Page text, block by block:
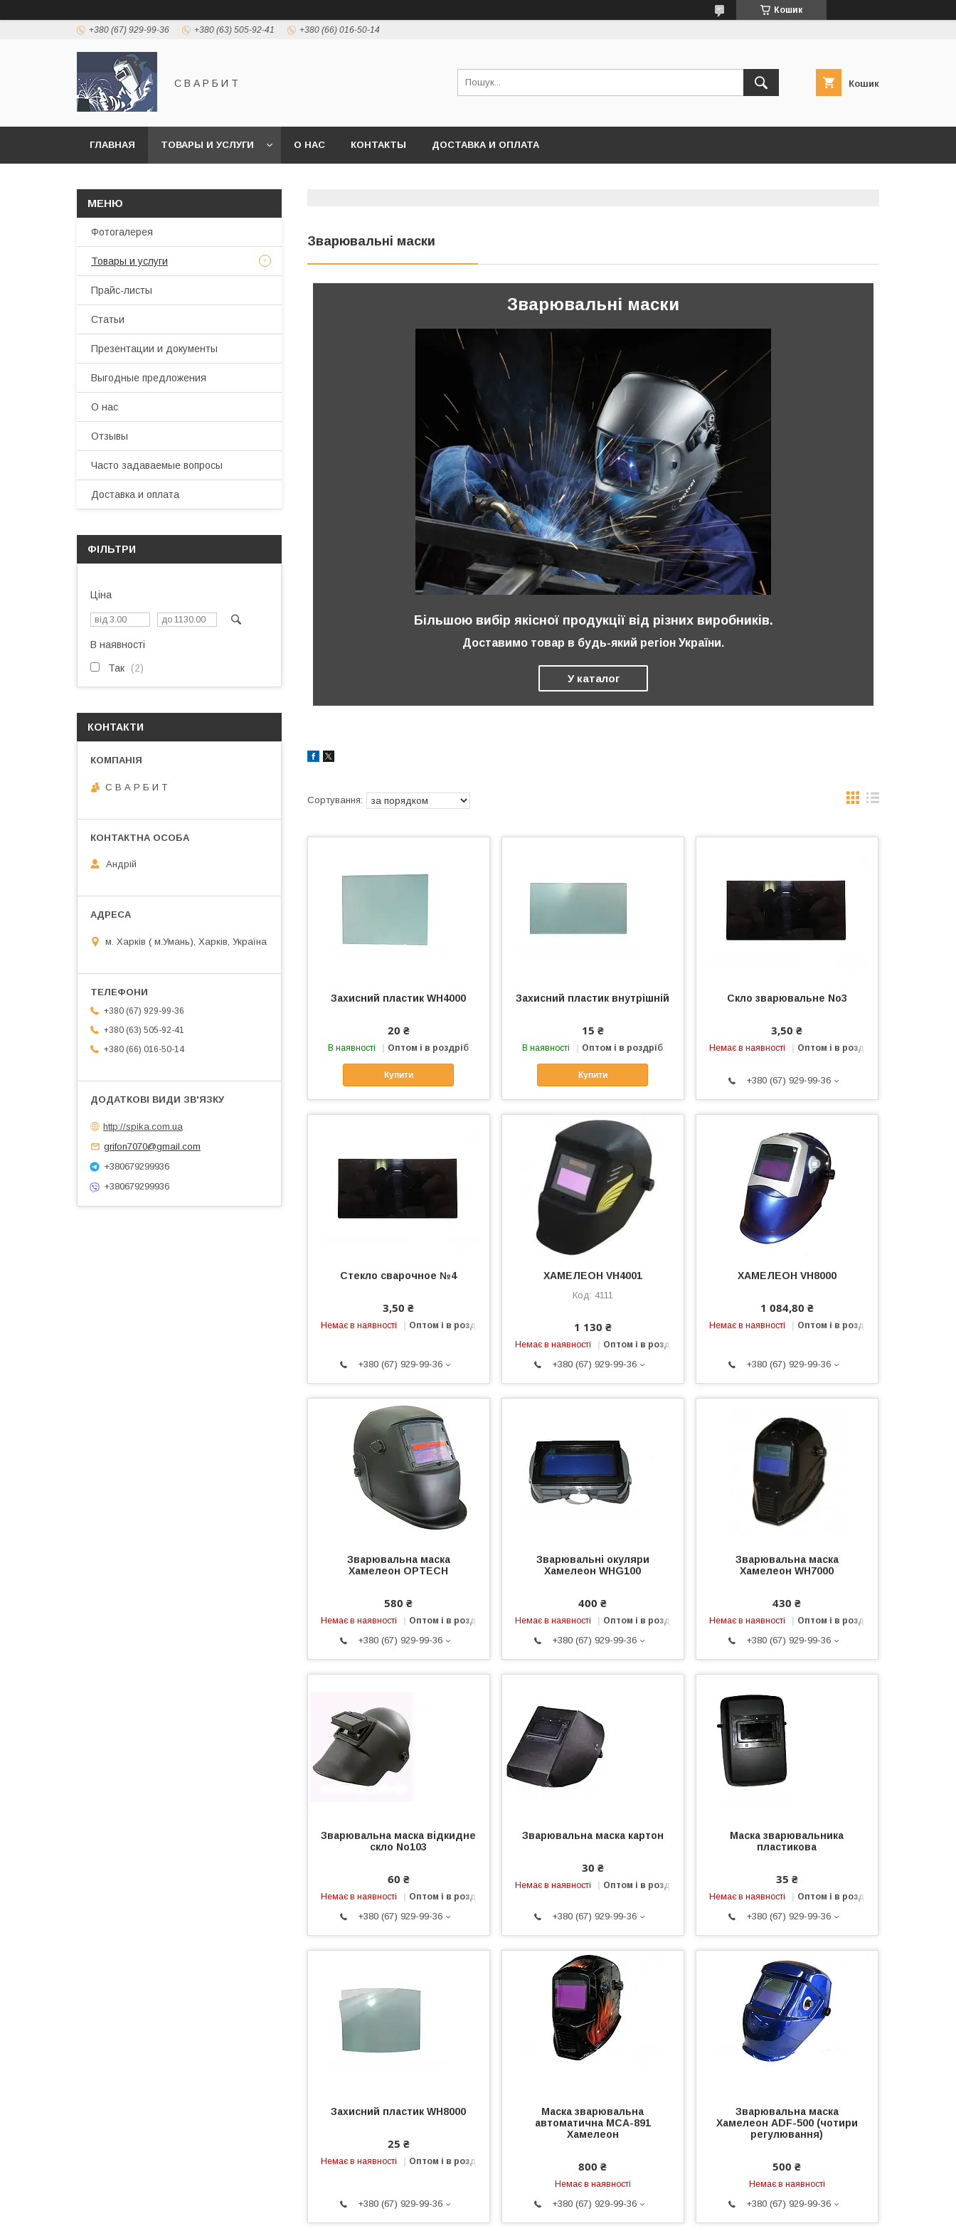
Кошик
+380 (67) 929-99-36 +380 (63) 505-92-41 +380 (66) 016-50-14
С В А Р Б И Т Кошик
ГЛАВНАЯ ТОВАРЫ И УСЛУГИ О НАС КОНТАКТЫ ДОСТАВКА И ОПЛАТА
Зварювальні маски
Зварювальні маски
Більшою вибір якісної продукції від різних виробників.
Доставимо товар в будь-який регіон України.
У каталог
Захисний пластик WH4000
20 ₴
В наявності Оптом і в роздріб
Купити
Захисний пластик внутрішній
15 ₴
В наявності Оптом і в роздріб
Купити
Скло зварювальне No3
3,50 ₴
Немає в наявності Оптом і в роздріб
+380 (67) 929-99-36
Стекло сварочное №4
3,50 ₴
Немає в наявності Оптом і в роздріб
+380 (67) 929-99-36
ХАМЕЛЕОН VH4001
4111
1 130 ₴
Немає в наявності Оптом і в роздріб
+380 (67) 929-99-36
ХАМЕЛЕОН VH8000
1 084,80 ₴
Немає в наявності Оптом і в роздріб
+380 (67) 929-99-36
Зварювальна маска
Хамелеон OPTECH
580 ₴
Немає в наявності Оптом і в роздріб
+380 (67) 929-99-36
Зварювальні окуляри
Хамелеон WHG100
400 ₴
Немає в наявності Оптом і в роздріб
+380 (67) 929-99-36
Зварювальна маска
Хамелеон WH7000
430 ₴
Немає в наявності Оптом і в роздріб
+380 (67) 929-99-36
Зварювальна маска відкидне
скло No103
60 ₴
Немає в наявності Оптом і в роздріб
+380 (67) 929-99-36
Зварювальна маска картон
30 ₴
Немає в наявності Оптом і в роздріб
+380 (67) 929-99-36
Маска зварювальника
пластикова
35 ₴
Немає в наявності Оптом і в роздріб
+380 (67) 929-99-36
Захисний пластик WH8000
25 ₴
Немає в наявності Оптом і в роздріб
+380 (67) 929-99-36
Маска зварювальна
автоматична МСА-891
Хамелеон
800 ₴
Немає в наявності
+380 (67) 929-99-36
Зварювальна маска
Хамелеон ADF-500 (чотири
регулювання)
500 ₴
Немає в наявності
+380 (67) 929-99-36
Фотогалерея
Товары и услуги
Прайс-листы
Статьи
Презентации и документы
Выгодные предложения
О нас
Отзывы
Часто задаваемые вопросы
Доставка и оплата
ФІЛЬТРИ
Ціна
В наявності
Так 2
КОНТАКТИ
С В А Р Б И Т
Андрій
м. Харків ( м.Умань), Харків, Україна
+380 (67) 929-99-36
+380 (63) 505-92-41
+380 (66) 016-50-14
http://spika.com.ua
grifon7070@gmail.com
+380679299936
+380679299936